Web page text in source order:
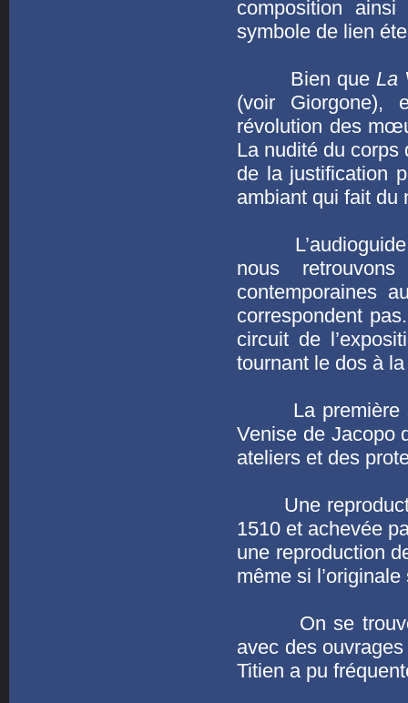
composition
symbole de lien
Bien queLa
(voir Giorgone),
révolution des
La nudité du corps
de la justification
ambiant qui fait du
L’audioguide
nous
contemporaines
correspondent
circuit de
tournant le dos à
La première
Venise de Jacopo
ateliers et des
Une
1510 et achevée
une reproduction
même si
On se trouve
avec des
Titien a pu